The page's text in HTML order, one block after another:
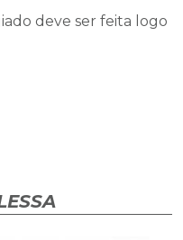
deve ser feita logo